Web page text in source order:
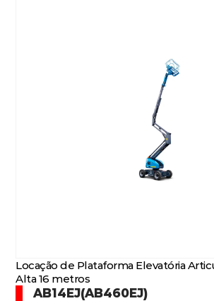
Locação de Plataforma Elevatória
Alta 16 metros
AB14EJ(AB460EJ)